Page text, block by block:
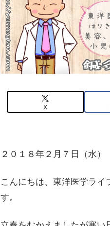
X
２０１８年２月７日（水）
こんにちは、東洋医学ラ
す。